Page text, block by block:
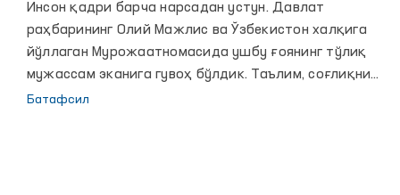
Инсон қадри барча нарсадан устун. Давлат
раҳбарининг Олий Мажлис ва Ўзбекистон халқига
йўллаган Мурожаатномасида ушбу ғоянинг тўлиқ
мужассам эканига гувоҳ бўлдик. Таълим, соғлиқни
сақлаш, электр энергия, газ, суд-ҳуқуқ, хуллас
Батафсил